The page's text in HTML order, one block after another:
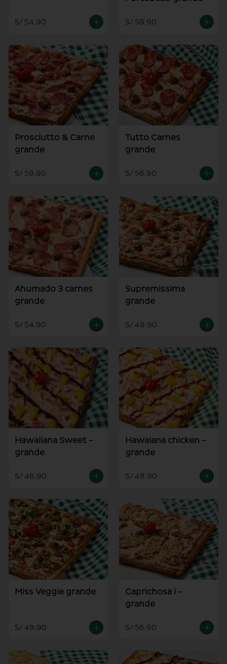
S/ 54.90 S/ 59.90
Prosciutto & Carne
grande
S/ 59.90
Tutto Carnes
grande
S/ 56.90
Ahumado 3 carnes
grande
S/ 54.90
Supremissima
grande
S/ 49.90
Hawaiiana Sweet -
grande
S/ 46.90
Hawaiana chicken -
grande
S/ 48.90
Miss Veggie grande
S/ 49.90
Caprichosa i -
grande
S/ 56.90